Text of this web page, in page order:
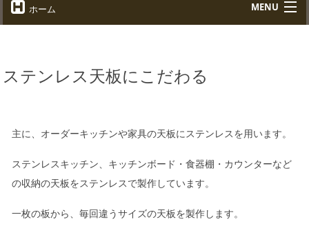
ホーム MENU
オーダーデスク
Desk
キッチン廻り家具
収納家具
Storage
Furniture
ステンレス天板にこだわる
主に、オーダーキッチンや家具の天板にステンレスを用います。
ステンレスキッチン、キッチンボード・食器棚・カウンターなど
の収納の天板をステンレスで製作しています。
一枚の板から、毎回違うサイズの天板を製作します。